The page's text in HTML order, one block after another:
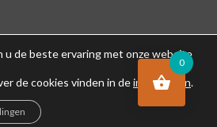
u de beste ervaring met onze website
de cookies vinden in deinstellingen.
0